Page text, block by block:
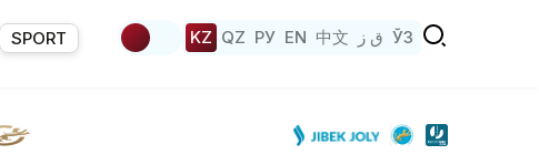
SPORT KZ QZ РУ EN 中文 ق ز ЎЗ